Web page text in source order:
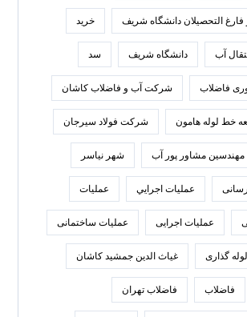
التحصیلان دانشگاه شریف خرید
آب دانشگاه شریف سد
فاضلاب شرکت آب و فاضلاب کاشان
خط لوله هامون شرکت فولاد سيرجان
مشاور پور آب شهر نیاسر
عمليات اجرايي عملیات
عملیات اجرایی عملیات ساختمانی
گذاری غیاث الدین جمشید کاشان
فاضلاب فاضلاب تهران